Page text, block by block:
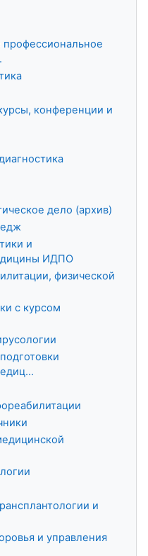
конференции и
дело (архив)
и
ИДПО
физической
с курсом
и
и управления